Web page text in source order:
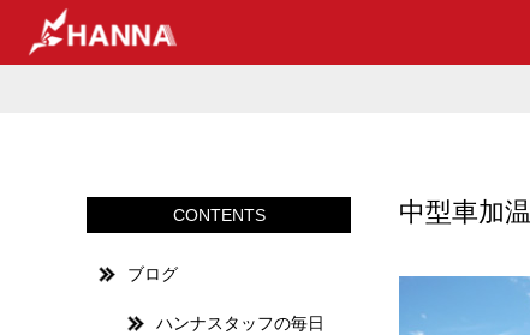
中型車加温
CONTENTS
ブログ
ハンナスタッフの毎日